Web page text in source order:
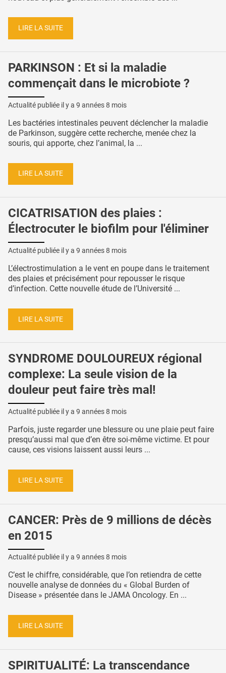
LIRE LA SUITE
PARKINSON : Et si la maladie
commençait dans le microbiote ?
Actualité publiée il y a 9 années 8 mois
Les bactéries intestinales peuvent déclencher la maladie
de Parkinson, suggère cette recherche, menée chez la
souris, qui apporte, chez l’animal, la ...
LIRE LA SUITE
CICATRISATION des plaies :
Électrocuter le biofilm pour l'éliminer
Actualité publiée il y a 9 années 8 mois
L’électrostimulation a le vent en poupe dans le traitement
des plaies et précisément pour repousser le risque
d’infection. Cette nouvelle étude de l’Université ...
LIRE LA SUITE
SYNDROME DOULOUREUX régional
complexe: La seule vision de la
douleur peut faire très mal!
Actualité publiée il y a 9 années 8 mois
Parfois, juste regarder une blessure ou une plaie peut faire
presqu’aussi mal que d’en être soi-même victime. Et pour
cause, ces visions laissent aussi leurs ...
LIRE LA SUITE
CANCER: Près de 9 millions de décès
en 2015
Actualité publiée il y a 9 années 8 mois
C’est le chiffre, considérable, que l’on retiendra de cette
nouvelle analyse de données du « Global Burden of
Disease » présentée dans le JAMA Oncology. En ...
LIRE LA SUITE
SPIRITUALITÉ: La transcendance